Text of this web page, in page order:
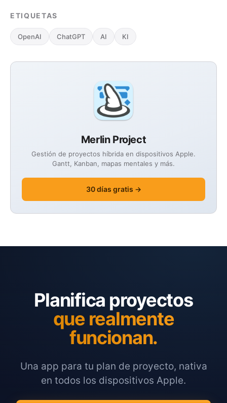
Merlin Project
Gestión de proyectos híbrida en dispositivos Apple.
Gantt, Kanban, mapas mentales y más.
30 días gratis →
ETIQUETAS
OpenAI ChatGPT AI KI
Planifica proyectos
que realmente
funcionan.
Una app para tu plan de proyecto, nativa
en todos los dispositivos Apple.